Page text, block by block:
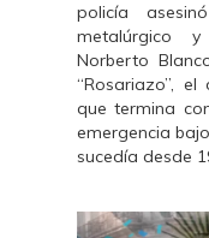
policía
metalúrgico y
Norberto
“Rosariazo”,
que termina
emergencia
sucedía desde